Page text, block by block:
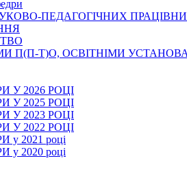
ПЕДАГОГІЧНИХ
П(П-Т)О, ОСВІТНІМИ
У 2026 РОЦІ
У 2025 РОЦІ
У 2023 РОЦІ
У 2022 РОЦІ
2021 році
2020 році